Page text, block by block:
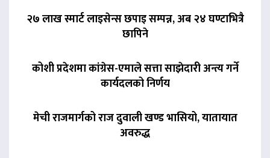
२७ लाख स्मार्ट लाइसेन्स छपाइ सम्पन्न, अब २४ घण्टाभित्रै
छापिने
कोशी प्रदेशमा कांग्रेस-एमाले सत्ता साझेदारी अन्त्य गर्ने
कार्यदलको निर्णय
मेची राजमार्गको राज दुवाली खण्ड भासियो, यातायात
अवरुद्ध